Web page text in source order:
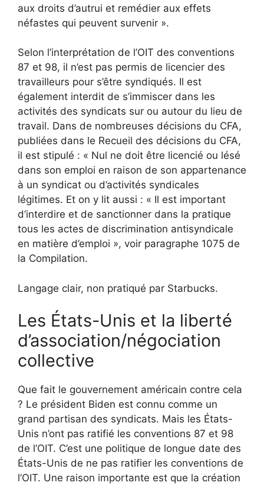
aux droits d’autrui et remédier aux effets
néfastes qui peuvent survenir ».
Selon l’interprétation de l’OIT des conventions
87 et 98, il n’est pas permis de licencier des
travailleurs pour s’être syndiqués. Il est
également interdit de s’immiscer dans les
activités des syndicats sur ou autour du lieu de
travail. Dans de nombreuses décisions du CFA,
publiées dans le Recueil des décisions du CFA,
il est stipulé : « Nul ne doit être licencié ou lésé
dans son emploi en raison de son appartenance
à un syndicat ou d’activités syndicales
légitimes. Et on y lit aussi : « Il est important
d’interdire et de sanctionner dans la pratique
tous les actes de discrimination antisyndicale
en matière d’emploi », voir paragraphe 1075 de
la Compilation.
Langage clair, non pratiqué par Starbucks.
Les États-Unis et la liberté
d’association/négociation
collective
Que fait le gouvernement américain contre cela
? Le président Biden est connu comme un
grand partisan des syndicats. Mais les États-
Unis n’ont pas ratifié les conventions 87 et 98
de l’OIT. C’est une politique de longue date des
États-Unis de ne pas ratifier les conventions de
l’OIT. Une raison importante est que la création